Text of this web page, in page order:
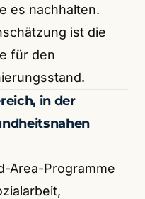
es nachhalten.
ist die
für den
in der
Area-Programme